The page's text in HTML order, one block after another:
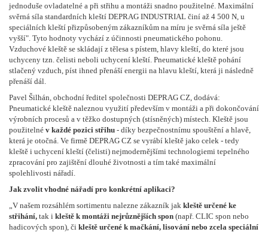
jednoduše ovladatelné a při střihu a montáži snadno použitelné. Maximální
svěrná síla standardních kleští DEPRAG INDUSTRIAL činí až 4 500 N, u
speciálních kleští přizpůsobeným zákazníkům na míru je svěrná síla ještě
vyšší". Tyto hodnoty vychází z účinnosti pneumatického pohonu.
Vzduchové kleště se skládají z tělesa s pístem, hlavy kleští, do které jsou
uchyceny tzn. čelisti neboli uchycení kleští. Pneumatické kleště pohání
stlačený vzduch, píst ihned přenáší energii na hlavu kleští, která ji následně
přenáší dál.
Pavel Šilhán, obchodní ředitel společnosti DEPRAG CZ, dodává:
Pneumatické kleště naleznou využití především v montáži a při dokončování
výrobních procesů a v těžko dostupných (stísněných) místech. Kleště jsou
použitelné v každé pozici střihu - díky bezpečnostnímu spouštění a hlavě,
která je otočná. Ve firmě DEPRAG CZ se vyrábí kleště jako celek - tedy
kleště i uchycení kleští (čelisti) nejmodernějšími technologiemi tepelného
zpracování pro zajištění dlouhé životnosti a tím také maximální
spolehlivosti nářadí.
Jak zvolit vhodné nářadí pro konkrétní aplikaci?
„V našem rozsáhlém sortimentu nalezne zákazník jak kleště určené ke
střihání, tak i kleště k montáži nejrůznějších spon (např. CLIC spon nebo
hadicových spon), či kleště určené k mačkání, lisování nebo zcela speciální